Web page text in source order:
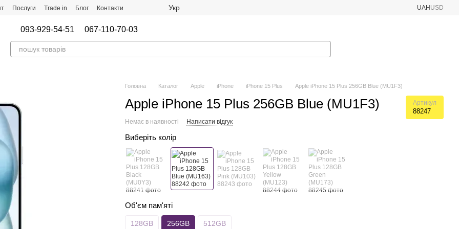
Послуги Trade in Блог Контакти Укр UAH USD
093-929-54-51 067-110-70-03
Головна Каталог Apple iPhone iPhone 15 Plus Apple iPhone 15 Plus 256GB Blue (MU1F3)
Apple iPhone 15 Plus 256GB Blue (MU1F3) Артикул
88247
Немає в наявності Написати відгук
Виберіть колір
Об'єм пам'яті
128GB 256GB 512GB